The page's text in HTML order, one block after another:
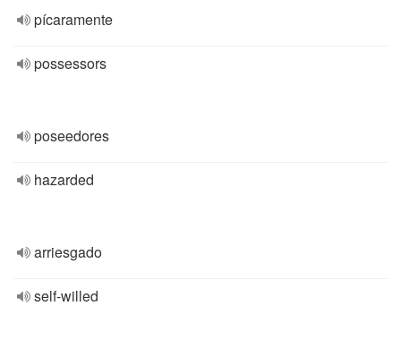
pícaramente
possessors
poseedores
hazarded
arriesgado
self-willed